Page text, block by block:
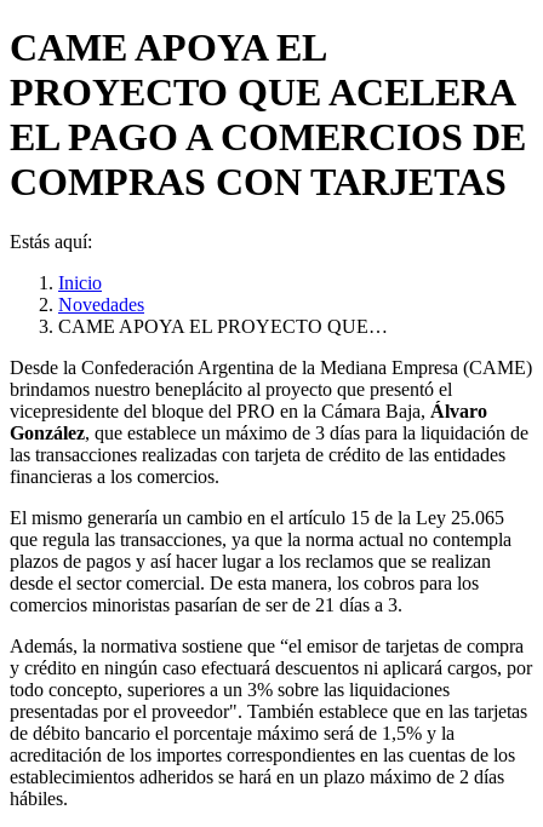
CAME APOYA EL
PROYECTO QUE ACELERA
EL PAGO A COMERCIOS DE
COMPRAS CON TARJETAS
Estás aquí:
Inicio
Novedades
CAME APOYA EL PROYECTO QUE…
Desde la Confederación Argentina de la Mediana Empresa (CAME)
brindamos nuestro beneplácito al proyecto que presentó el
vicepresidente del bloque del PRO en la Cámara Baja, Álvaro
González, que establece un máximo de 3 días para la liquidación de
las transacciones realizadas con tarjeta de crédito de las entidades
financieras a los comercios.
El mismo generaría un cambio en el artículo 15 de la Ley 25.065
que regula las transacciones, ya que la norma actual no contempla
plazos de pagos y así hacer lugar a los reclamos que se realizan
desde el sector comercial. De esta manera, los cobros para los
comercios minoristas pasarían de ser de 21 días a 3.
Además, la normativa sostiene que “el emisor de tarjetas de compra
y crédito en ningún caso efectuará descuentos ni aplicará cargos, por
todo concepto, superiores a un 3% sobre las liquidaciones
presentadas por el proveedor". También establece que en las tarjetas
de débito bancario el porcentaje máximo será de 1,5% y la
acreditación de los importes correspondientes en las cuentas de los
establecimientos adheridos se hará en un plazo máximo de 2 días
hábiles.